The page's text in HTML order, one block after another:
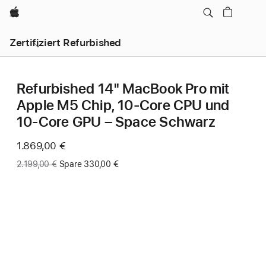
Apple
Zertifiziert Refurbished
Refurbished 14" MacBook Pro mit
Apple M5 Chip, 10‑Core CPU und
10‑Core GPU – Space Schwarz
Jetzt
1.869,00 €
Vorher:
2.199,00 € Spare 330,00 €